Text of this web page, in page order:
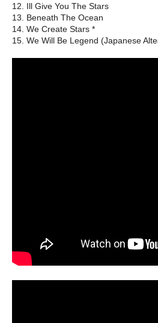
12. Ill Give You The Stars
13. Beneath The Ocean
14. We Create Stars *
15. We Will Be Legend (Japanese